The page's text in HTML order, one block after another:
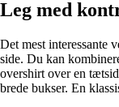
Leg med
Det mest interessante
side. Du kan
overshirt over en
brede bukser. En